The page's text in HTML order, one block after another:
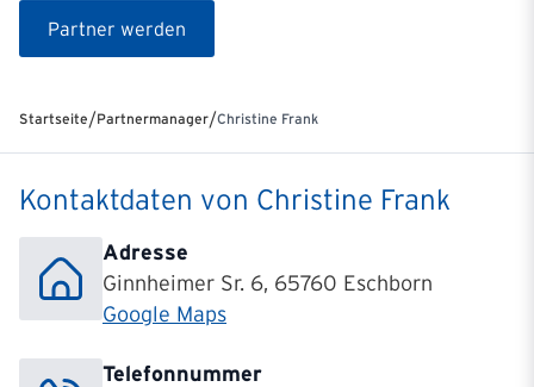
Partner werden
Startseite/Partnermanager/Christine Frank
Kontaktdaten von Christine Frank
Adresse
Ginnheimer Sr. 6, 65760 Eschborn
Google Maps
Telefonnummer